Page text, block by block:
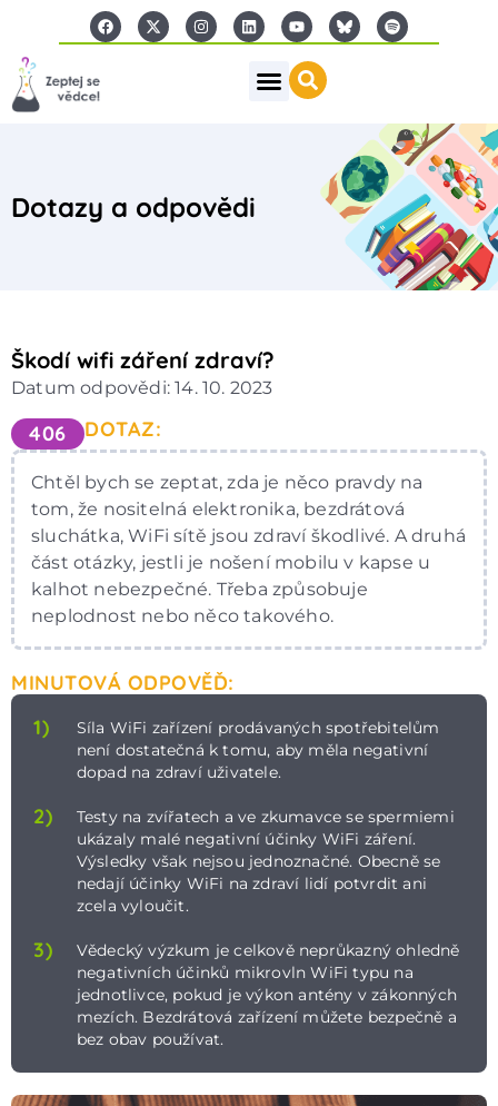
Dotazy a odpovědi
Škodí wifi záření zdraví?
Datum odpovědi: 14. 10. 2023
406 DOTAZ:
Chtěl bych se zeptat, zda je něco pravdy na
tom, že nositelná elektronika, bezdrátová
sluchátka, WiFi sítě jsou zdraví škodlivé. A druhá
část otázky, jestli je nošení mobilu v kapse u
kalhot nebezpečné. Třeba způsobuje
neplodnost nebo něco takového.
MINUTOVÁ ODPOVĚĎ:
1)
Síla WiFi zařízení prodávaných spotřebitelům
není dostatečná k tomu, aby měla negativní
dopad na zdraví uživatele.
2)
Testy na zvířatech a ve zkumavce se spermiemi
ukázaly malé negativní účinky WiFi záření.
Výsledky však nejsou jednoznačné. Obecně se
nedají účinky WiFi na zdraví lidí potvrdit ani
zcela vyloučit.
3)
Vědecký výzkum je celkově neprůkazný ohledně
negativních účinků mikrovln WiFi typu na
jednotlivce, pokud je výkon antény v zákonných
mezích. Bezdrátová zařízení můžete bezpečně a
bez obav používat.